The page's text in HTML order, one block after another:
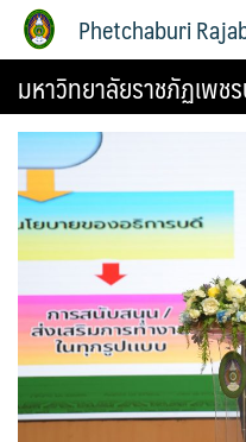
Phetchaburi
มหาวิทยาลัยราชภัฏเพช